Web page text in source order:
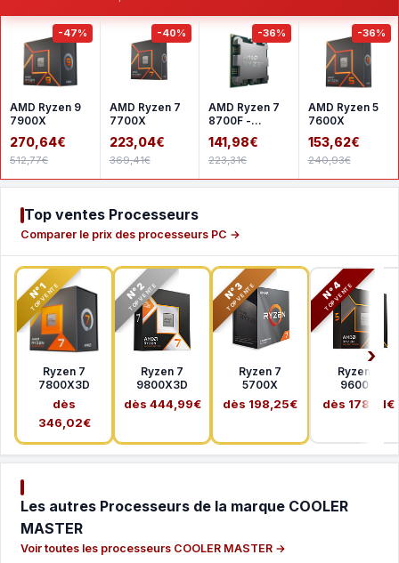
-47%
AMD Ryzen 9
7900X
270,64€
512,77€
-40%
AMD Ryzen 7
7700X
223,04€
369,41€
-36%
AMD Ryzen 7
8700F -
Version tray
141,98€
223,31€
-36%
AMD Ryzen 5
7600X
153,62€
240,93€
Top ventes Processeurs
Comparer le prix des processeurs PC →
N°1
TOP VENTE
Ryzen 7
7800X3D
dès
346,02€
N°2
TOP VENTE
Ryzen 7
9800X3D
dès 444,99€
N°3
TOP VENTE
Ryzen 7
5700X
dès 198,25€
N°4
TOP VENTE
Ryzen 5
9600X
dès 178,41€
Les autres Processeurs de la marque COOLER
MASTER
Voir toutes les processeurs COOLER MASTER →